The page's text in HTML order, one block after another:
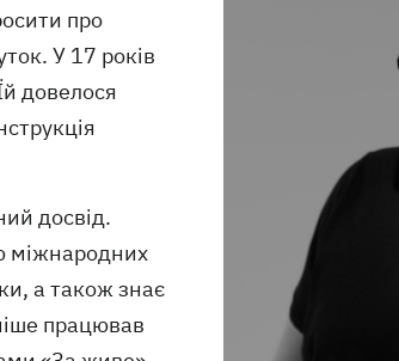
про
У 17 років
довелося
досвід.
міжнародних
а також знає
працював